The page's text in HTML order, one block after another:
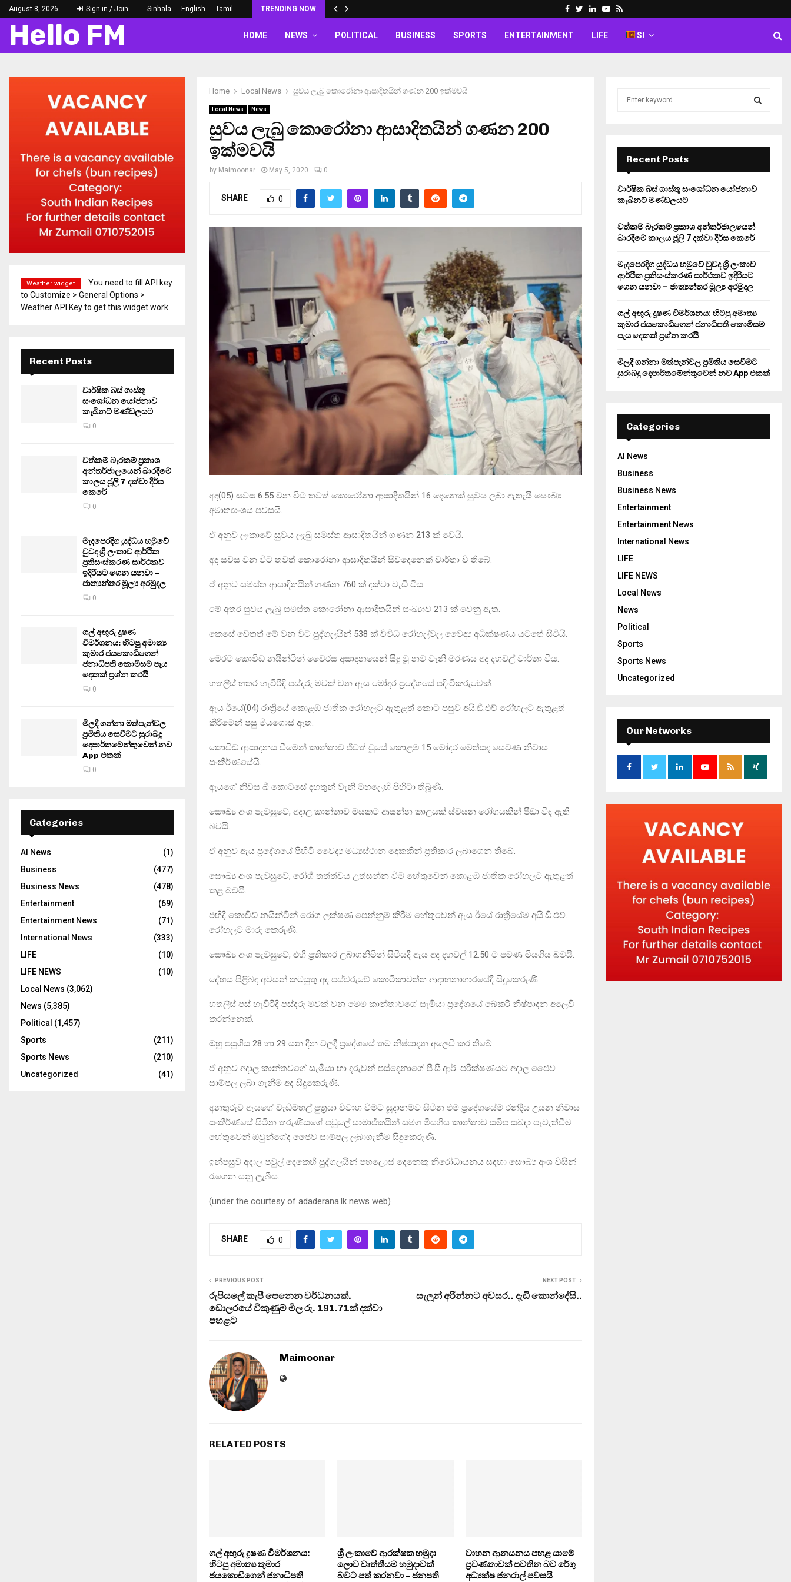
August 8, 2026 Sign in / Join Sinhala English Tamil TRENDING NOW Facebook
Twitter
LinkedinYoutube
Rss
Hello FM HOME NEWS POLITICAL BUSINESS SPORTS ENTERTAINMENT LIFE SI
Home Local News සුවය ලැබු කොරෝනා ආසාදිතයින් ගණන 200 ඉක්මවයි
Local News News
සුවය ලැබු කොරෝනා ආසාදිතයින් ගණන 200
ඉක්මවයි
by Maimoonar May 5, 2020 0
SHARE 0
අද(05) සවස 6.55 වන විට තවත් කොරෝනා ආසාදිතයින් 16 දෙනෙක් සුවය ලබා ඇතැයි සෞඛ්‍ය
අමාත්‍යාංශය පවසයි.
ඒ අනුව ලංකාවේ සුවය ලැබු සමස්ත ආසාදිතයින් ගණන 213 ක් වෙයි.
අද සවස වන විට තවත් කොරෝනා ආසාදිතයින් සිව්දෙනෙක් වාර්තා වී තිබේ.
ඒ අනුව සමස්ත ආසාදිතයින් ගණන 760 ක් දක්වා වැඩි විය.
මේ අතර සුවය ලැබු සමස්ත කොරෝනා ආසාදිතයින් සංඛ්‍යාව 213 ක් ‍වෙනු ඇත.
කෙසේ වෙතත් මේ වන විට පුද්ගලයින් 538 ක් විවිධ රෝහල්වල වෛද්‍ය අධීක්ෂණය යටතේ සිටියි.
මෙරට කොවිඩ් නයින්ටීන් වෛරස අසාදනයෙන් සිදු වූ නව වැනි මරණය අද දහවල් වාර්තා විය.
හතලිස් හතර හැවිරිදි පස්දරු මවක් වන ඇය මෝදර ප්‍රදේශයේ පදිංචිකරුවෙක්.
ඇය ඊයේ(04) රාත්‍රියේ කොළඹ ජාතික රෝහලට ඇතුළත් කොට පසුව අයි.ඩී.එච් රෝහලට ඇතුළත්
කිරීමෙන් පසු මියගොස් ඇත.
කොවිඩ් ආසාදනය වීමෙන් කාන්තාව ජීවත් වූයේ කොළඹ 15 මෝදර මෙත්සඳ සෙවණ නිවාස
සංකීර්ණයේයි.
ඇයගේ නිවස බී කොටසේ දහතුන් වැනි මහලෙහි පිහිටා තිබූණි.
සෞඛ්‍ය අංශ පැවසුවේ, අදාල කාන්තාව මසකට ආසන්න කාලයක් ස්වසන රෝගයකින් පීඩා විඳ ඇති
බවයි.
ඒ අනුව ඇය ප්‍රදේශයේ පිහිටි වෛද්‍ය මධ්‍යස්ථාන දෙකකින් ප්‍රතිකාර ලබාගෙන තිබේ.
සෞඛ්‍ය අංශ පැවසුවේ, රෝගී තත්ත්වය උත්සන්න වීම හේතුවෙන් කොළඹ ජාතික රෝහලට ඇතුළත්
කළ බවයි.
එහිදී කොවිඩ් නයින්ටීන් රෝග ලක්ෂණ පෙන්නුම් කිරීම හේතුවෙන් ඇය ඊයේ රාත්‍රියේම අයි.ඩී.එච්.
රෝහලට මාරු කෙරුණි.
සෞඛ්‍ය අංශ පැවසුවේ, එහි ප්‍රතිකාර ලබාගනිමින් සිටියදී ඇය අද දහවල් 12.50 ට පමණ මියගිය බවයි.
දේහය පිළිබඳ අවසන් කටයුතු අද පස්වරුවේ කොටිකාවත්ත ආදාහනාගාරයේදී සිදුකෙරුණි.
හතලිස් පස් හැවිරිදි පස්දරු මවක් වන මෙම කාන්තාවගේ සැමියා ප්‍රදේශයේ බේකරි නිෂ්පාදන අලෙවි
කරන්නෙක්.
ඔහු පසුගිය 28 හා 29 යන දින වලදී ප්‍රදේශයේ තම නිෂ්පාදන අලෙවි කර තිබේ.
ඒ අනුව අදාල කාන්තවගේ සැමියා හා දරුවන් පස්දෙනාගේ පී.සී.ආර්. පරීක්ෂණයට අදාල ජෛව
සාම්පල ලබා ගැනීම අද සිදුකෙරුණි.
අනතුරුව ඇයගේ වැඩිමහල් පුත්‍රයා විවාහ වීමට සූදානම්ව සිටින එම ප්‍රදේශයේම රන්දිය උයන නිවාස
සංකීර්ණයේ සිටින තරුණියගේ පවුලේ සාමාජිකයින් සමග මියගිය කාන්තාව සමීප සබඳා පැවැත්වීම
හේතුවෙන් ඔවුන්ගේද ජෛව සාම්පල ලබාගැනීම සිදුකෙරුණි.
ඉන්පසුව අදාල පවුල් දෙකෙහි පුද්ගලයින් පහලොස් දෙනෙකු නිරෝධායනය සඳහා සෞඛ්‍ය අංශ විසින්
රැගෙන යනු ලැබීය.
(under the courtesy of adaderana.lk news web)
SHARE 0
PREVIOUS POST
රුපියලේ කැපී පෙනෙන වර්ධනයක්.
ඩොලරයේ විකුණුම් මිල රු. 191.71ක් දක්වා
පහළට
NEXT POST
සැලුන් අරින්නට අවසර.. දැඩි කොන්දේසි..
Maimoonar
RELATED POSTS
ගල් අඟුරු දූෂණ විමර්ශනය:
හිටපු අමාත්‍ය කුමාර
ජයකොඩිගෙන් ජනාධිපති
ශ්‍රී ලංකාවේ ආරක්ෂක හමුදා
ලොව වෘත්තීයම හමුදාවක්
බවට පත් කරනවා – ජනපති
වාහන ආනයනය පහළ යාමේ
ප්‍රවණතාවක් පවතින බව රේගු
අධ්‍යක්ෂ ජනරාල් පවසයි
Weather widget
You need to fill API key
to Customize > General Options >
Weather API Key to get this widget work.
Recent Posts
වාර්ෂික බස් ගාස්තු
සංශෝධන යෝජනාව
කැබිනට් මණ්ඩලයට
0
වත්කම් බැරකම් ප්‍රකාශ
අන්තර්ජාලයෙන් බාරදීමේ
කාලය ජූලි 7 දක්වා දීර්ඝ
කෙරේ
0
මැදපෙරදිග යුද්ධය හමුවේ
වුවද ශ්‍රී ලංකාව ආර්ථික
ප්‍රතිසංස්කරණ සාර්ථකව
ඉදිරියට ගෙන යනවා –
ජාත්‍යන්තර මූල්‍ය අරමුදල
0
ගල් අඟුරු දූෂණ
විමර්ශනය: හිටපු අමාත්‍ය
කුමාර ජයකොඩිගෙන්
ජනාධිපති කොමිසම පැය
දෙකක් ප්‍රශ්න කරයි
0
මිලදී ගන්නා මත්පැන්වල
ප්‍රමිතිය සෙවීමට සුරාබදු
දෙපාර්තමේන්තුවෙන් නව
App එකක්
0
Categories
AI News
(1)
Business
(477)
Business News
(478)
Entertainment
(69)
Entertainment News
(71)
International News
(333)
LIFE
(10)
LIFE NEWS
(10)
Local News (3,062)
News (5,385)
Political (1,457)
Sports
(211)
Sports News
(210)
Uncategorized
(41)
r
:
E
A
R
H
Recent Posts
වාර්ෂික බස් ගාස්තු සංශෝධන යෝජනාව
කැබිනට් මණ්ඩලයට
වත්කම් බැරකම් ප්‍රකාශ අන්තර්ජාලයෙන්
බාරදීමේ කාලය ජූලි 7 දක්වා දීර්ඝ කෙරේ
මැදපෙරදිග යුද්ධය හමුවේ වුවද ශ්‍රී ලංකාව
ආර්ථික ප්‍රතිසංස්කරණ සාර්ථකව ඉදිරියට
ගෙන යනවා – ජාත්‍යන්තර මූල්‍ය අරමුදල
ගල් අඟුරු දූෂණ විමර්ශනය: හිටපු අමාත්‍ය
කුමාර ජයකොඩිගෙන් ජනාධිපති කොමිසම
පැය දෙකක් ප්‍රශ්න කරයි
මිලදී ගන්නා මත්පැන්වල ප්‍රමිතිය සෙවීමට
සුරාබදු දෙපාර්තමේන්තුවෙන් නව App එකක්
Categories
AI News
Business
Business News
Entertainment
Entertainment News
International News
LIFE
LIFE NEWS
Local News
News
Political
Sports
Sports News
Uncategorized
Our Networks